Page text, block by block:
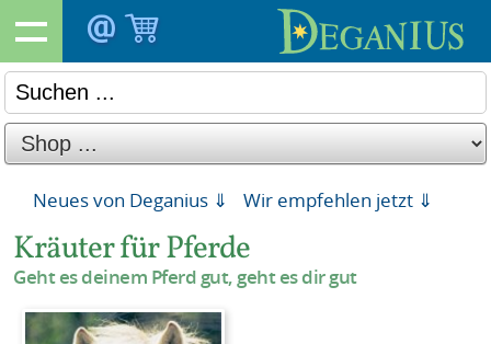
Neues von Deganius ⇓ Wir empfehlen jetzt ⇓
Kräuter für Pferde
Geht es deinem Pferd gut, geht es dir gut